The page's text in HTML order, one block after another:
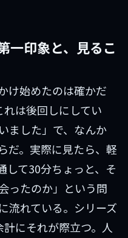
印象と、見るこ
け始めたのは確かだ
は後回しにしてい
ました」で、なんか
だ。実際に見たら、軽
して30分ちょっと、そ
ったのか」という問
流れている。シリーズ
にそれが際立つ。人